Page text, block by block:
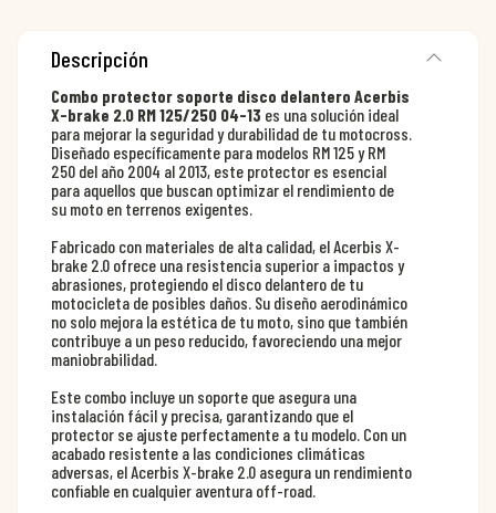
Descripción
Combo protector soporte disco delantero Acerbis
X-brake 2.0 RM 125/250 04-13 es una solución ideal
para mejorar la seguridad y durabilidad de tu motocross.
Diseñado específicamente para modelos RM 125 y RM
250 del año 2004 al 2013, este protector es esencial
para aquellos que buscan optimizar el rendimiento de
su moto en terrenos exigentes.
Fabricado con materiales de alta calidad, el Acerbis X-
brake 2.0 ofrece una resistencia superior a impactos y
abrasiones, protegiendo el disco delantero de tu
motocicleta de posibles daños. Su diseño aerodinámico
no solo mejora la estética de tu moto, sino que también
contribuye a un peso reducido, favoreciendo una mejor
maniobrabilidad.
Este combo incluye un soporte que asegura una
instalación fácil y precisa, garantizando que el
protector se ajuste perfectamente a tu modelo. Con un
acabado resistente a las condiciones climáticas
adversas, el Acerbis X-brake 2.0 asegura un rendimiento
confiable en cualquier aventura off-road.